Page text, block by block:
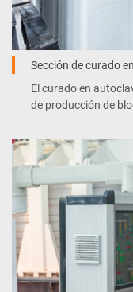
Sección de curado
El curado en
de producción de